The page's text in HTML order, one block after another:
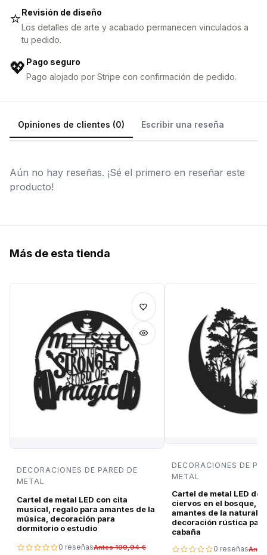
⭐Revisión de diseño
Los detalles de arte y acabado permanecen vinculados a
tu pedido.
💖 Pago seguro
Pago alojado por Stripe con confirmación de pedido.
Opiniones de clientes (0) Escribir una reseña
Aún no hay reseñas. ¡Sé el primero en reseñar este
producto!
Más de esta tienda
DECORACIONES DE PARED DE
METAL
Cartel de metal LED con cita
musical, regalo para amantes de la
música, decoración para
dormitorio o estudio
0 reseñasAntes 109,94 €
DECORACIONES DE
METAL
Cartel de metal LED de
ciervos en el bosque,
amantes de la
decoración rústica
cabaña
0 reseñas